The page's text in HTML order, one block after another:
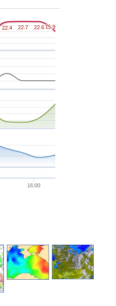
22.4
22.4 22.7
22.7 22.6
22.615.9
15.9
16:00